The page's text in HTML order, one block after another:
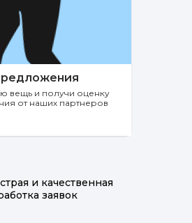
вещь и получи оценку
от наших партнеров
и качественная
заявок